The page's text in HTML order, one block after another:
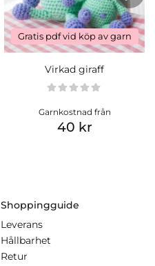
Gratis pdf vid köp av garn
Virkad giraff
Garnkostnad från
40 kr
Shoppingguide
Leverans
Hållbarhet
Retur